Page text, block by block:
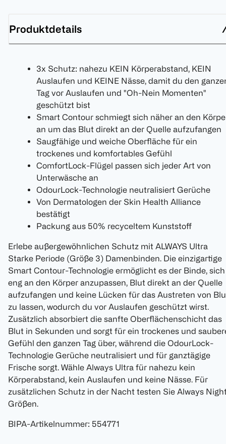
Produktdetails
3x Schutz: nahezu KEIN Körperabstand, KEIN
Auslaufen und KEINE Nässe, damit du den
Tag vor Auslaufen und "Oh-Nein Momenten"
geschützt bist
Smart Contour schmiegt sich näher an den
an um das Blut direkt an der Quelle aufzufangen
Saugfähige und weiche Oberfläche für ein
trockenes und komfortables Gefühl
ComfortLock-Flügel passen sich jeder Art von
Unterwäsche an
OdourLock-Technologie neutralisiert Gerüche
Von Dermatologen der Skin Health Alliance
bestätigt
Packung aus 50% recyceltem Kunststoff
Erlebe außergewöhnlichen Schutz mit ALWAYS Ultra
Starke Periode (Größe 3) Damenbinden. Die einzigartige
Smart Contour-Technologie ermöglicht es der Binde, sich
eng an den Körper anzupassen, Blut direkt an der Quelle
aufzufangen und keine Lücken für das Austreten von
zu lassen, wodurch du vor Auslaufen geschützt wirst.
Zusätzlich absorbiert die sanfte Oberflächenschicht das
Blut in Sekunden und sorgt für ein trockenes und
Gefühl den ganzen Tag über, während die OdourLock-
Technologie Gerüche neutralisiert und für ganztägige
Frische sorgt. Wähle Always Ultra für nahezu kein
Körperabstand, kein Auslaufen und keine Nässe. Für
zusätzlichen Schutz in der Nacht testen Sie Always
Größen.
BIPA-Artikelnummer: 554771